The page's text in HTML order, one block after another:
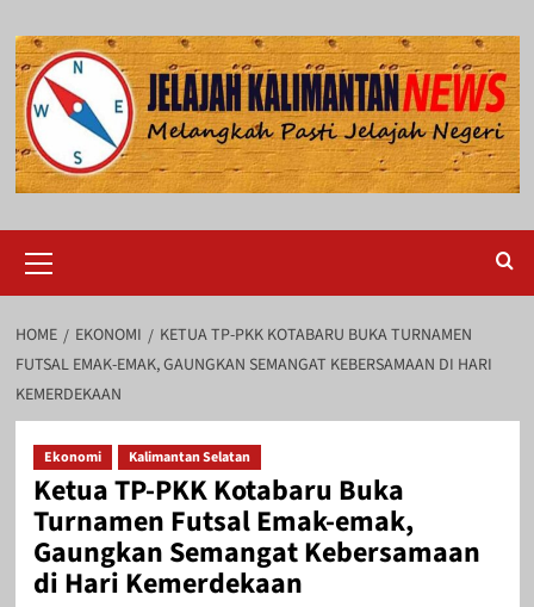
to
content
Menu
HOME EKONOMI
KETUA TP-PKK KOTABARU BUKA TURNAMEN
FUTSAL EMAK-EMAK, GAUNGKAN SEMANGAT KEBERSAMAAN DI HARI
KEMERDEKAAN
Ekonomi Kalimantan Selatan
Ketua TP-PKK Kotabaru Buka
Turnamen Futsal Emak-emak,
Gaungkan Semangat Kebersamaan
di Hari Kemerdekaan